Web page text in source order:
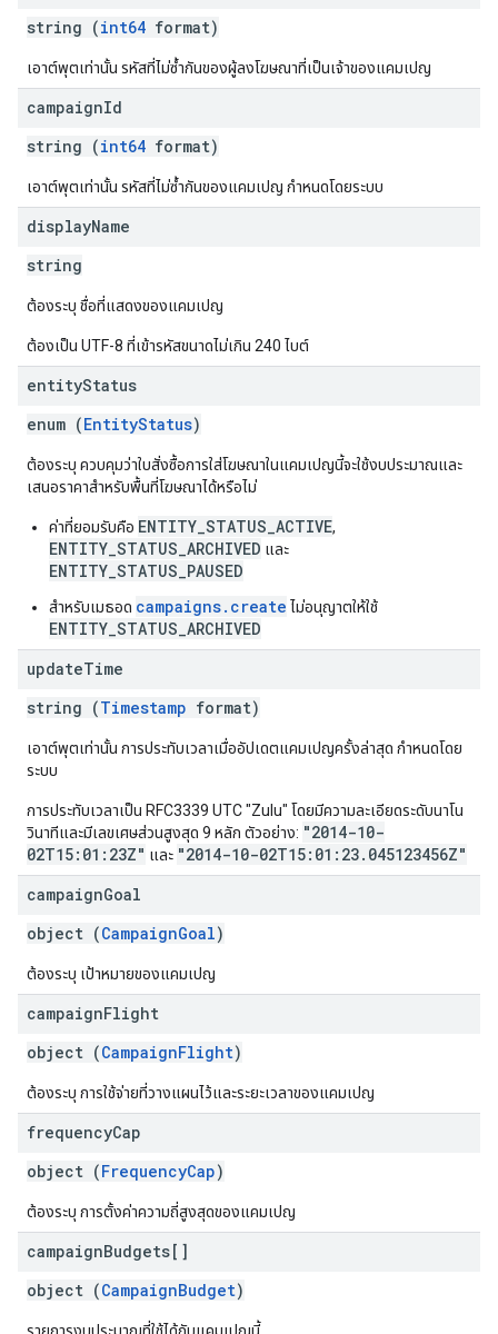
string (int64 format)
เอาต์พุตเท่านั้น รหัสที่ไม่ซ้ำกันของผู้ลงโฆษณาที่เป็นเจ้าของแคมเปญ
campaignId
string (int64 format)
เอาต์พุตเท่านั้น รหัสที่ไม่ซ้ำกันของแคมเปญ กำหนดโดยระบบ
displayName
string
ต้องระบุ ชื่อที่แสดงของแคมเปญ
ต้องเป็น UTF-8 ที่เข้ารหัสขนาดไม่เกิน 240 ไบต์
entityStatus
enum (EntityStatus)
ต้องระบุ ควบคุมว่าใบสั่งซื้อการใส่โฆษณาในแคมเปญนี้จะใช้งบประมาณและ
เสนอราคาสำหรับพื้นที่โฆษณาได้หรือไม่
ค่าที่ยอมรับคือ ENTITY_STATUS_ACTIVE,
ENTITY_STATUS_ARCHIVED และ
ENTITY_STATUS_PAUSED
สำหรับเมธอด campaigns.create ไม่อนุญาตให้ใช้
ENTITY_STATUS_ARCHIVED
updateTime
string (Timestamp format)
เอาต์พุตเท่านั้น การประทับเวลาเมื่ออัปเดตแคมเปญครั้งล่าสุด กำหนดโดย
ระบบ
การประทับเวลาเป็น RFC3339 UTC "Zulu" โดยมีความละเอียดระดับนาโน
วินาทีและมีเลขเศษส่วนสูงสุด 9 หลัก ตัวอย่าง: "2014-10-
02T15:01:23Z" และ "2014-10-02T15:01:23.045123456Z"
campaignGoal
object (CampaignGoal)
ต้องระบุ เป้าหมายของแคมเปญ
campaignFlight
object (CampaignFlight)
ต้องระบุ การใช้จ่ายที่วางแผนไว้และระยะเวลาของแคมเปญ
frequencyCap
object (FrequencyCap)
ต้องระบุ การตั้งค่าความถี่สูงสุดของแคมเปญ
campaignBudgets[]
object (CampaignBudget)